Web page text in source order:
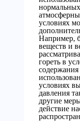
условиях
Например,
веществ и
гореть в
условиях
давления
другие
действие